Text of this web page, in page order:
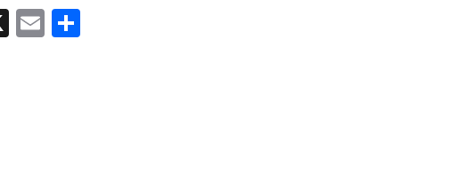
X E
m